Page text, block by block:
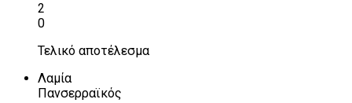
2
0
Τελικό αποτέλεσμα
Λαμία
Πανσερραϊκός